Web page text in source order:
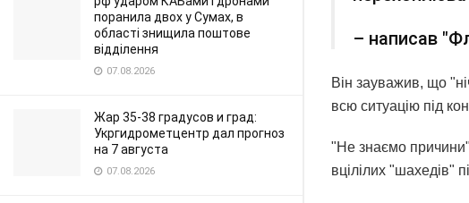
поранила двох у Сумах, в
області знищила поштове
відділення
07.08.2026
Жар 35-38 градусов и град:
Укргидрометцентр дал прогноз
на 7 августа
07.08.2026
– написав
Він зауважив, що
всю ситуацію під
"Не знаємо
вцілілих "шахедів"